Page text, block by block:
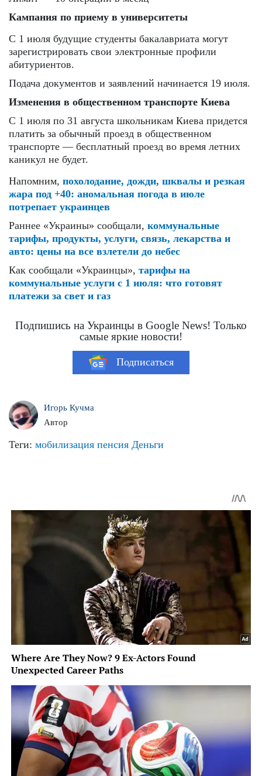
Кампания по приему в университеты
С 1 июля будущие студенты бакалавриата могут
зарегистрировать свои электронные профили
абитуриентов.
Подача документов и заявлений начинается 19 июля.
Изменения в общественном транспорте Киева
С 1 июля по 31 августа школьникам Киева придется
платить за обычный проезд в общественном
транспорте — бесплатный проезд во время летних
каникул не будет.
Напомним, похолодание, дожди, шквалы и резкая
жара под +40: аномальная погода в июле
потрепает украинцев
Раннее «Украины» сообщали, коммунальные
тарифы, продукты, услуги, связь, лекарства и
авто: цены на все взлетели до небес
Как сообщали «Украинцы», тарифы на
коммунальные услуги с 1 июля: что готовят
платежи за свет и газ
Подпишись на Украинцы в Google News! Только
самые яркие новости!
Подписаться
Игорь Кучма
Автор
Теги: мобилизация пенсия Деньги